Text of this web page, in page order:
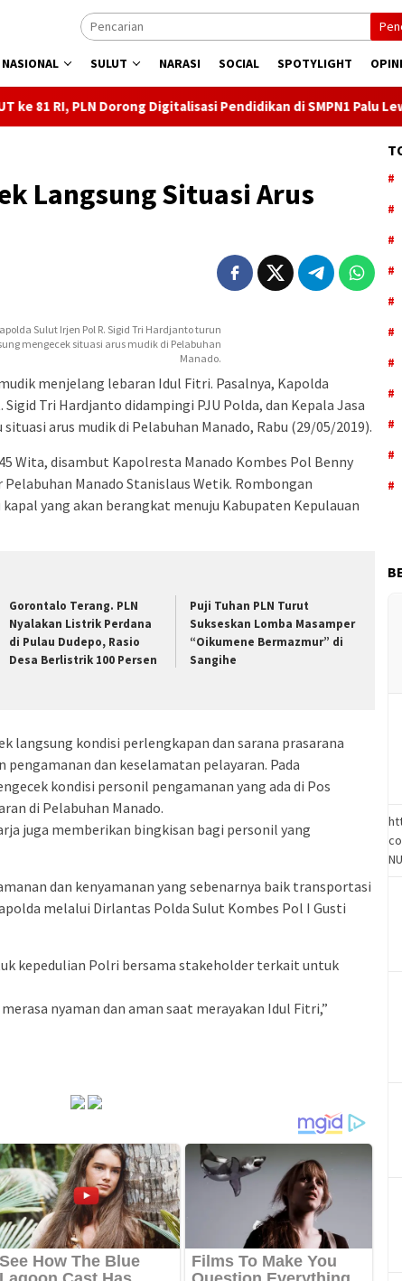
NASIONAL SULUT NARASI SOCIAL SPOTYLIGHT OPINI
Digitalisasi Pendidikan di SMPN1 Palu Lewat Program
Langsung Situasi Arus
Sulut Irjen Pol R. Sigid Tri Hardjanto turun
mengecek situasi arus mudik di Pelabuhan
Manado.
menjelang lebaran Idul Fitri. Pasalnya, Kapolda
Tri Hardjanto didampingi PJU Polda, dan Kepala Jasa
arus mudik di Pelabuhan Manado, Rabu (29/05/2019).
Wita, disambut Kapolresta Manado Kombes Pol Benny
Pelabuhan Manado Stanislaus Wetik. Rombongan
yang akan berangkat menuju Kabupaten Kepulauan
Gorontalo Terang. PLN
Nyalakan Listrik Perdana
di Pulau Dudepo, Rasio
Desa Berlistrik 100 Persen
Puji Tuhan PLN Turut
Sukseskan Lomba Masamper
“Oikumene Bermazmur” di
Sangihe
langsung kondisi perlengkapan dan sarana prasarana
dan keselamatan pelayaran. Pada
kondisi personil pengamanan yang ada di Pos
di Pelabuhan Manado.
juga memberikan bingkisan bagi personil yang
dan kenyamanan yang sebenarnya baik transportasi
melalui Dirlantas Polda Sulut Kombes Pol I Gusti
kepedulian Polri bersama stakeholder terkait untuk
nyaman dan aman saat merayakan Idul Fitri,”